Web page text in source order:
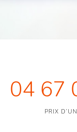
04 67
PRIX